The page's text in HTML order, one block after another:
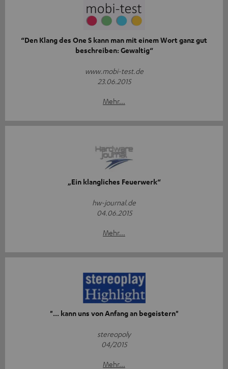
“Den Klang des One S kann man mit einem Wort ganz gut
beschreiben: Gewaltig“
www.mobi-test.de
23.06.2015
Mehr...
„Ein klangliches Feuerwerk“
hw-journal.de
04.06.2015
Mehr...
"... kann uns von Anfang an begeistern"
stereopoly
04/2015
Mehr...